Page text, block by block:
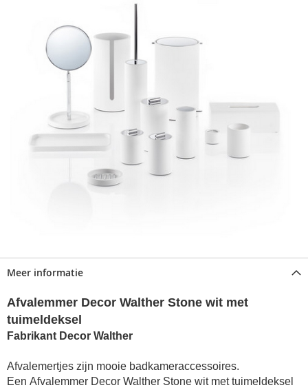
Meer informatie
Afvalemmer Decor Walther Stone wit met
tuimeldeksel
Fabrikant Decor Walther
Afvalemertjes zijn mooie badkameraccessoires.
Een Afvalemmer Decor Walther Stone wit met tuimeldeksel